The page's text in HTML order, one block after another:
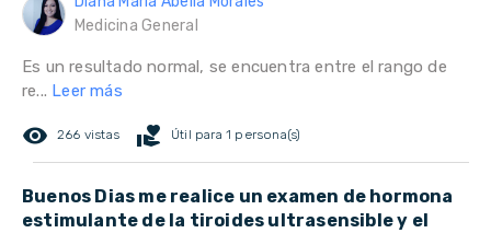
Medicina General
Es un resultado normal, se encuentra entre el rango de
re... Leer más
remove_red_eye 266 vistas volunteer_activism Útil para 1 persona(s)
Buenos Dias me realice un examen de hormona
estimulante de la tiroides ultrasensible y el